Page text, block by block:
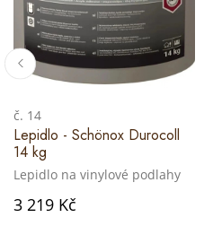
č. 14
Lepidlo - Schönox Durocoll
14 kg
Lepidlo na vinylové podlahy
3 219 Kč